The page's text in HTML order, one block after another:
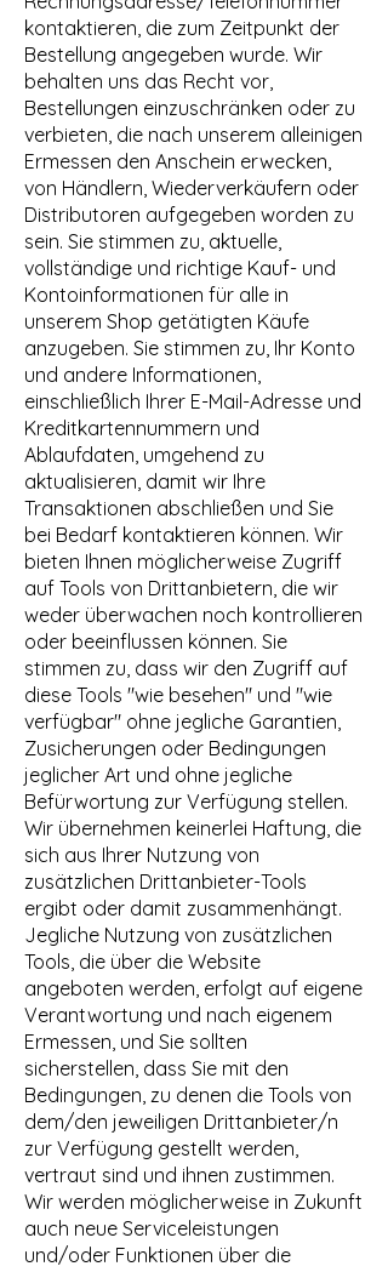
kontaktieren, die zum Zeitpunkt der
Bestellung angegeben wurde. Wir
behalten uns das Recht vor,
Bestellungen einzuschränken oder zu
verbieten, die nach unserem alleinigen
Ermessen den Anschein erwecken,
von Händlern, Wiederverkäufern oder
Distributoren aufgegeben worden zu
sein. Sie stimmen zu, aktuelle,
vollständige und richtige Kauf- und
Kontoinformationen für alle in
unserem Shop getätigten Käufe
anzugeben. Sie stimmen zu, Ihr Konto
und andere Informationen,
einschließlich Ihrer E-Mail-Adresse und
Kreditkartennummern und
Ablaufdaten, umgehend zu
aktualisieren, damit wir Ihre
Transaktionen abschließen und Sie
bei Bedarf kontaktieren können. Wir
bieten Ihnen möglicherweise Zugriff
auf Tools von Drittanbietern, die wir
weder überwachen noch kontrollieren
oder beeinflussen können. Sie
stimmen zu, dass wir den Zugriff auf
diese Tools "wie besehen" und "wie
verfügbar" ohne jegliche Garantien,
Zusicherungen oder Bedingungen
jeglicher Art und ohne jegliche
Befürwortung zur Verfügung stellen.
Wir übernehmen keinerlei Haftung, die
sich aus Ihrer Nutzung von
zusätzlichen Drittanbieter-Tools
ergibt oder damit zusammenhängt.
Jegliche Nutzung von zusätzlichen
Tools, die über die Website
angeboten werden, erfolgt auf eigene
Verantwortung und nach eigenem
Ermessen, und Sie sollten
sicherstellen, dass Sie mit den
Bedingungen, zu denen die Tools von
dem/den jeweiligen Drittanbieter/n
zur Verfügung gestellt werden,
vertraut sind und ihnen zustimmen.
Wir werden möglicherweise in Zukunft
auch neue Serviceleistungen
und/oder Funktionen über die